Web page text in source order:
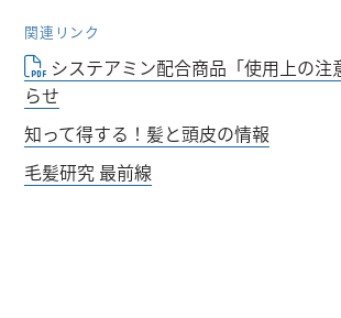
関連リンク
システアミン配合商品「使用上の注
らせ
知って得する！髪と頭皮の情報
毛髪研究 最前線